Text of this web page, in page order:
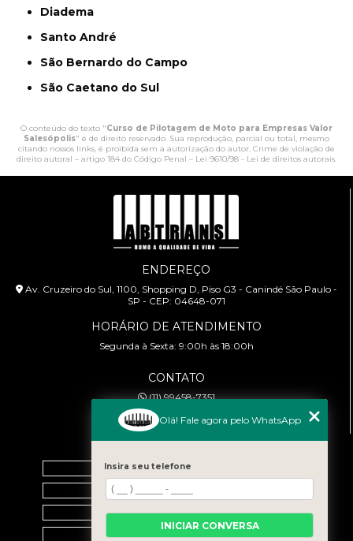
Diadema
Santo André
São Bernardo do Campo
São Caetano do Sul
O conteúdo do texto "Curso de Pilotagem de Moto para Empresas Valor
Salesópolis" é de direito reservado. Sua reprodução, parcial ou total, mesmo
citando nossos links, é proibida sem a autorização do autor. Crime de violação de
direito autoral – artigo 184 do Código Penal – Lei 9610/98 - Lei de direitos autorais.
ENDEREÇO
Av. Cruzeiro do Sul, 1100, Shopping D, Piso G3 - Canindé São Paulo -
SP - CEP: 04648-071
HORÁRIO DE ATENDIMENTO
Segunda à Sexta: 9:00h às 18:00h
CONTATO
(11) 99458-7351
cursoabtrans@gmail.com
Home
Empresa
Galeria
Contato
Olá! Fale agora pelo WhatsApp
Insira seu telefone
INICIAR CONVERSA